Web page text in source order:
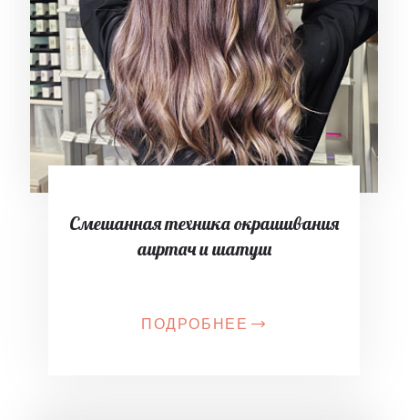
Смешанная техника окрашивания
аиртач и шатуш
ПОДРОБНЕЕ